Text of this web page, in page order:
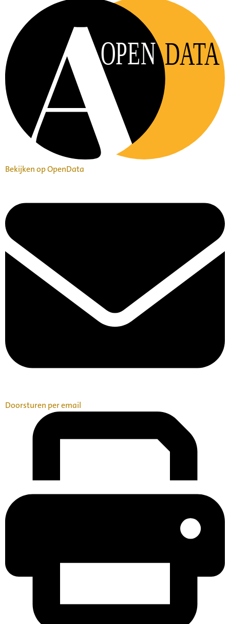
OPEN DATA
Bekijken op OpenData
Doorsturen per email